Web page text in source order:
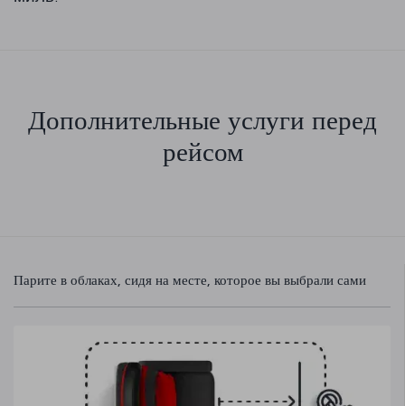
Дополнительные услуги перед
рейсом
Парите в облаках, сидя на месте, которое вы выбрали сами